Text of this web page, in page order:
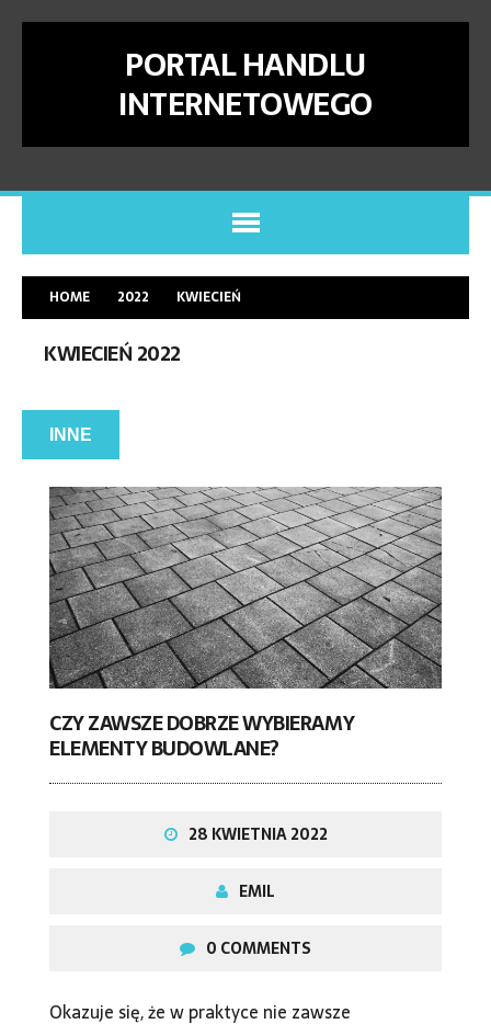
PORTAL HANDLU
INTERNETOWEGO
HOME 2022 KWIECIEŃ
KWIECIEŃ 2022
INNE
CZY ZAWSZE DOBRZE WYBIERAMY
ELEMENTY BUDOWLANE?
28 KWIETNIA 2022
EMIL
0 COMMENTS
Okazuje się, że w praktyce nie zawsze